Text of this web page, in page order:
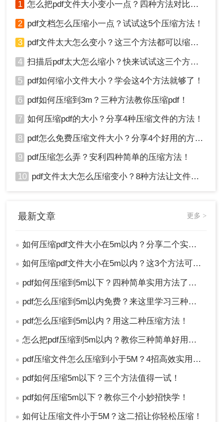
5、压缩完成，我们可以看到压缩后的体积，是不是
小了很多呢，点击下载文件就可以了。
注意：确保上传的PDF文件没有设置密码保护，否
件大小和压缩次数有限制，请在使用前查看相关说
明。
总结
以上就是如何压缩pdf文件大小在5m以内的方法介
绍了，将PDF文件大小压缩到5M以内的方法有多
种，其中使用专业PDF压缩软件和在线压缩工具是
两种常用的方法。专业软件功能丰富，支持批量压
方便快捷，无需安装软件，适合偶尔需要压缩PDF
要注意保护个人隐私和文件安全，避免上传敏感信
1 怎么把pdf文件大小变小一点？四种方法对比，一看就懂！
2 pdf文档怎么压缩小一点？试试这5个压缩方法！
3 pdf文件太大怎么变小？这三个方法都可以缩小！
4 扫描后pdf太大怎么缩小？快来试试这三个方法！
5 pdf如何缩小文件大小？学会这4个方法就够了！
6 pdf如何压缩到3m？三种方法教你压缩pdf！
7 如何压缩pdf的大小？分享4种压缩文件的方法！
8 pdf怎么免费压缩文件大小？分享4个好用的方法，简单又快捷！
9 pdf压缩怎么弄？安利四种简单的压缩方法！
10 pdf文件太大怎么压缩变小？8种方法让文件轻松"瘦身"！
最新文章 更多 >
● 如何压缩pdf文件大小在5m以内？分享二个实用压缩方法！
● 如何压缩pdf文件大小在5m以内？这3个方法可以实现！
● pdf如何压缩到5m以下？四种简单实用方法了解一下！
● pdf怎么压缩到5m以内免费？来这里学习三种简单免费的方法
● pdf怎么压缩到5m以内？用这二种压缩方法！
● 怎么把pdf压缩到5m以内？教你三种简单好用的压缩方法！
● pdf压缩文件怎么压缩到小于5M？4招高效实用技巧轻松搞定！
● pdf如何压缩5m以下？三个方法值得一试！
● pdf如何压缩5m以下？教你三个小妙招快学！
● 如何让压缩文件小于5M？这二招让你轻松压缩！